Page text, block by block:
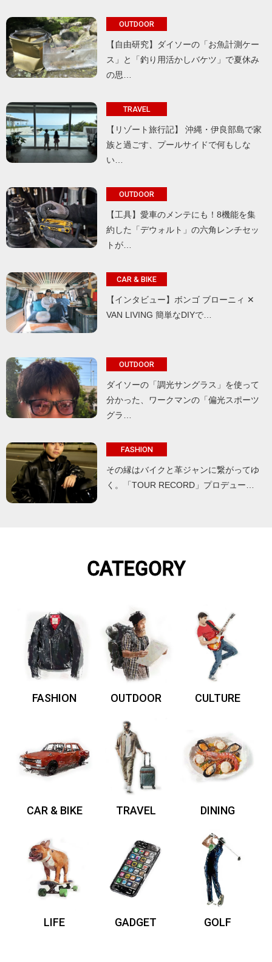
OUTDOOR
【自由研究】ダイソーの「お魚計測ケー
ス」と「釣り用活かしバケツ」で夏休み
の思…
TRAVEL
【リゾート旅行記】 沖縄・伊良部島で家
族と過ごす、プールサイドで何もしな
い…
OUTDOOR
【工具】愛車のメンテにも！8機能を集
約した「デウォルト」の六角レンチセッ
トが…
CAR & BIKE
【インタビュー】ボンゴ ブローニィ ✕
VAN LIVING 簡単なDIYで…
OUTDOOR
ダイソーの「調光サングラス」を使って
分かった、ワークマンの「偏光スポーツ
グラ…
FASHION
その縁はバイクと革ジャンに繋がってゆ
く。「TOUR RECORD」プロデュー…
CATEGORY
FASHION OUTDOOR CULTURE
CAR & BIKE TRAVEL DINING
LIFE GADGET GOLF